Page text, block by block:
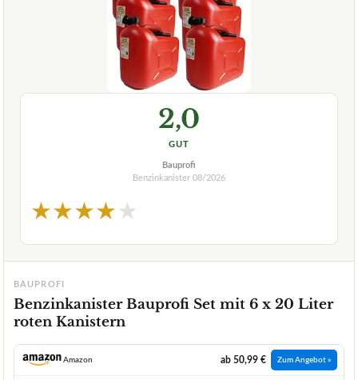
2,0
GUT
Bauprofi
Benzinkanister 08/2026
★★★★★
BAUPROFI
Benzinkanister Bauprofi Set mit 6 x 20 Liter
roten Kanistern
Amazon ab 50,99 € Zum Angebot »